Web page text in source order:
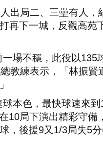
出局二、三壘有人
再下一城，反觀高苑
場不穩，此役以135
教練表示，「林振賢
本色，最快球速來到
10局下演出精彩守備
，後援9又 1/3局失5分